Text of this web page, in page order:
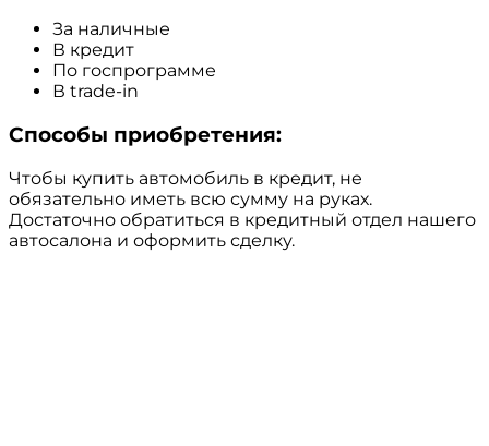
За наличные
В кредит
По госпрограмме
В trade-in
Способы приобретения:
Чтобы купить автомобиль в кредит, не
обязательно иметь всю сумму на руках.
Достаточно обратиться в кредитный отдел нашего
автосалона и оформить сделку.